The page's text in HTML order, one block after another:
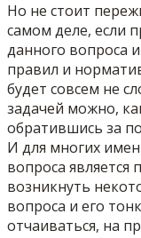
Но не стоит
самом деле, если
данного вопроса
правил и
будет совсем не
задачей можно,
обратившись за
И для многих
вопроса
возникнуть
вопроса и его
отчаиваться, на